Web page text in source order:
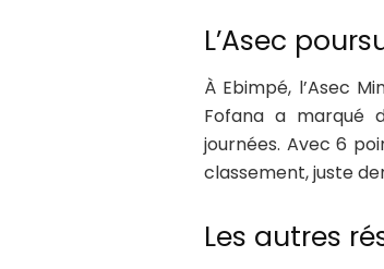
L’Asec
À Ebimpé, l’Asec
Fofana a marqué
journées. Avec 6
classement, juste
Les autres